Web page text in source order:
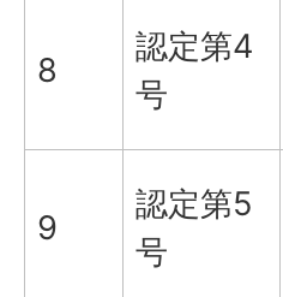
8
認定第4
号
9
認定第5
号